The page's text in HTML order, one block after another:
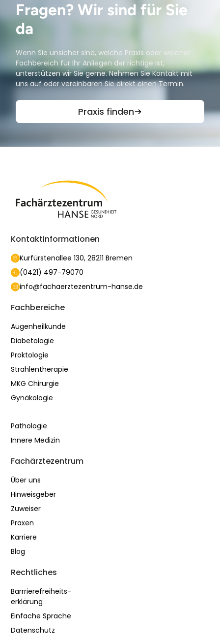
Fragen? Wir sind für Sie
da
Wenn Sie unsicher sind, welche Praxis oder welcher
Fachbereich für Ihr Anliegen der richtige ist,
unterstützen wir Sie gerne. Nehmen Sie Kontakt mit
uns auf oder vereinbaren Sie direkt einen Termin.
Praxis finden
Kontaktinformationen
Kurfürstenallee 130, 28211 Bremen
(0421) 497-79070
info@fachaerztezentrum-hanse.de
Fachbereiche
Augenheilkunde
Diabetologie
Proktologie
Strahlentherapie
MKG Chirurgie
Gynäkologie
Pathologie
Innere Medizin
Fachärztezentrum
Über uns
Hinweisgeber
Zuweiser
Praxen
Karriere
Blog
Rechtliches
Barrrierefreiheits-
erklärung
Einfache Sprache
Datenschutz